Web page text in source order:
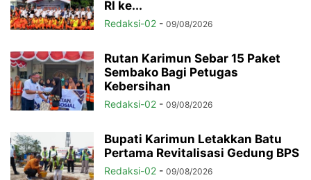
RI ke...
Redaksi-02 - 09/08/2026
Rutan Karimun Sebar 15 Paket
Sembako Bagi Petugas
Kebersihan
Redaksi-02 - 09/08/2026
Bupati Karimun Letakkan Batu
Pertama Revitalisasi Gedung BPS
Redaksi-02 - 09/08/2026